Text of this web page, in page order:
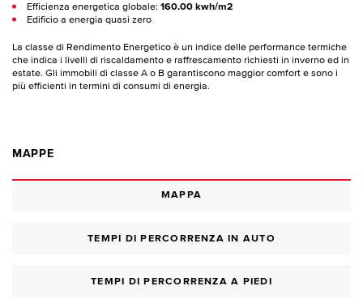
Efficienza energetica globale: 160.00 kwh/m2
Edificio a energia quasi zero
La classe di Rendimento Energetico è un indice delle performance termiche
che indica i livelli di riscaldamento e raffrescamento richiesti in inverno ed in
estate. Gli immobili di classe A o B garantiscono maggior comfort e sono i
più efficienti in termini di consumi di energia.
MAPPE
MAPPA
TEMPI DI PERCORRENZA IN AUTO
TEMPI DI PERCORRENZA A PIEDI